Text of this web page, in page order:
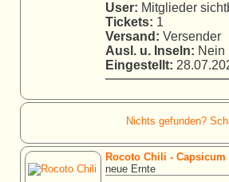
User:
Tickets: 1
Versand: Versender
Ausl. u. Inseln: Nein
Eingestellt:
Nichts gefunden?
Rocoto Chili - Capsicum
neue Ernte